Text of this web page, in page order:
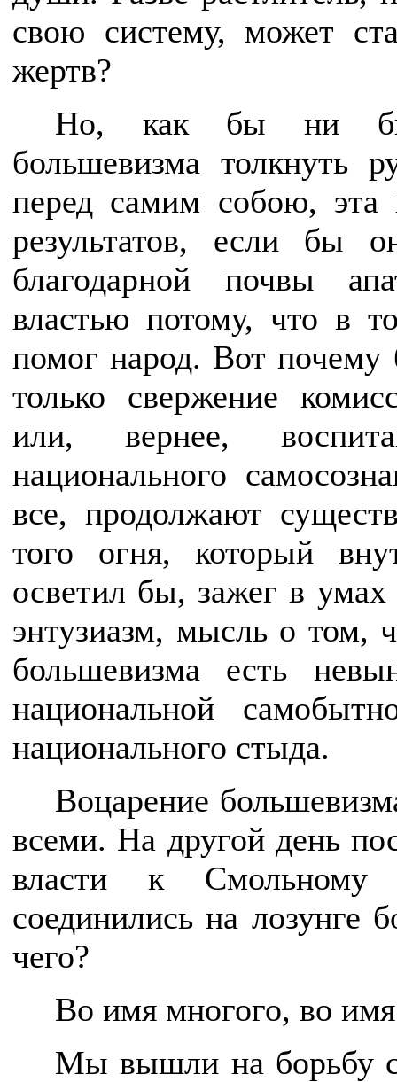
свою систему, может
жертв?
Но, как бы ни
большевизма толкнуть
перед самим собою, эта
результатов, если бы
благодарной почвы
властью потому, что в
помог народ. Вот почему
только свержение
или, вернее,
национального
все, продолжают
того огня, который
осветил бы, зажег в
энтузиазм, мысль о том,
большевизма есть
национальной
национального стыда.
Воцарение
всеми. На другой день
власти к Смольному
соединились на
чего?
Во имя многого, во имя
Мы вышли на борьбу